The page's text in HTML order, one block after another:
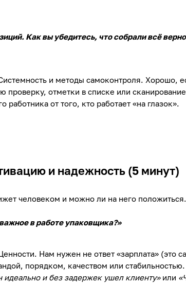
Как вы убедитесь, что собрали всё
и методы самоконтроля. Хорошо,
проверку, отметки в списке или
работника от того, кто работает «на глазок».
и надежность (5 минут)
человеком и можно ли на него положиться.
в работе упаковщика?»
Нам нужен не ответ «зарплата» (это
порядком, качеством или
идеально и без задержек ушел клиенту» или